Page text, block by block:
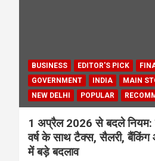
BUSINESS EDITOR'S PICK
GOVERNMENT
INDIA
MAIN
NEW DELHI
POPULAR
1 अप्रैल 2026 से बदले नियम:
वर्ष के साथ टैक्स, सैलरी, बैंकिंग
में बड़े बदलाव